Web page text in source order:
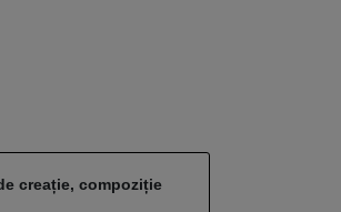
creație, compoziție